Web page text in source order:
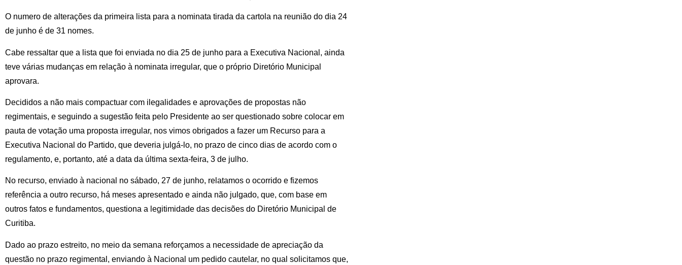
O numero de alterações da primeira lista para a nominata tirada da cartola na reunião do dia 24
de junho é de 31 nomes.
Cabe ressaltar que a lista que foi enviada no dia 25 de junho para a Executiva Nacional, ainda
teve várias mudanças em relação à nominata irregular, que o próprio Diretório Municipal
aprovara.
Decididos a não mais compactuar com ilegalidades e aprovações de propostas não
regimentais, e seguindo a sugestão feita pelo Presidente ao ser questionado sobre colocar em
pauta de votação uma proposta irregular, nos vimos obrigados a fazer um Recurso para a
Executiva Nacional do Partido, que deveria julgá-lo, no prazo de cinco dias de acordo com o
regulamento, e, portanto, até a data da última sexta-feira, 3 de julho.
No recurso, enviado à nacional no sábado, 27 de junho, relatamos o ocorrido e fizemos
referência a outro recurso, há meses apresentado e ainda não julgado, que, com base em
outros fatos e fundamentos, questiona a legitimidade das decisões do Diretório Municipal de
Curitiba.
Dado ao prazo estreito, no meio da semana reforçamos a necessidade de apreciação da
questão no prazo regimental, enviando à Nacional um pedido cautelar, no qual solicitamos que,